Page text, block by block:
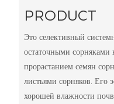
PRODUCT
Это селективный
остаточными сорняками
прорастанием семян
листьями сорняков. Его
хорошей влажности